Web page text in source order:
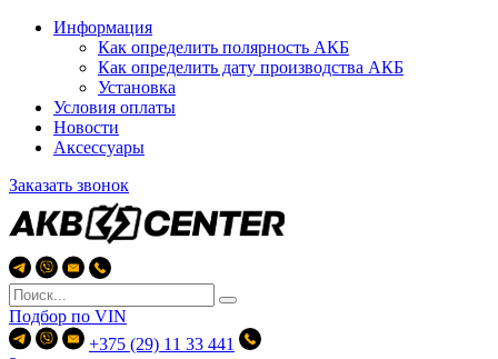
Информация
Как определить полярность АКБ
Как определить дату производства АКБ
Установка
Условия оплаты
Новости
Аксессуары
Заказать звонок
Подбор по VIN
+375 (29) 11 33 441